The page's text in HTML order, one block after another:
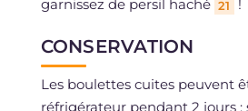
garnissez de persil haché 21 !
CONSERVATION
Les boulettes cuites peuvent
réfrigérateur pendant 2 jours ;